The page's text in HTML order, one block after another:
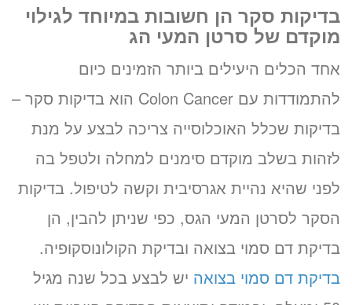
בדיקות סקר הן חשובות במיוחד לגילוי
מוקדם של סרטן המעי הג
אחד הכלים היעילים ביותר הזמינים כיום
להתמודדות עם Colon Cancer הוא בדיקות סקר –
בדיקות שכלל האוכלוסייה צריכה לבצע על מנת
לזהות בשלב מוקדם סימנים למחלה ולטפל בה
לפני שהיא נהיית אגרסיבית וקשה לטיפול. בדיקות
הסקר לסרטן המעי הגס, כפי שניתן להבין, הן
בדיקת דם סמוי בצואה ובדיקת הקולונוסקופיה.
בדיקת דם סמוי בצואה יש לבצע בכל שנה מגיל